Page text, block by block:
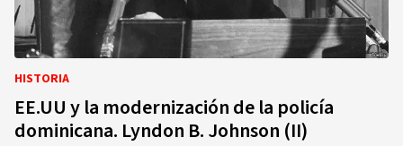
HISTORIA
EE.UU y la modernización de la policía
dominicana. Lyndon B. Johnson (II)